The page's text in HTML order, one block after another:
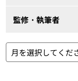
監修・執筆者